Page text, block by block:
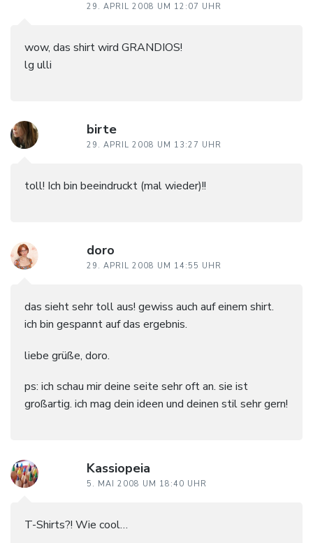
29. APRIL 2008 UM 12:07 UHR
wow, das shirt wird GRANDIOS!
lg ulli
birte
29. APRIL 2008 UM 13:27 UHR
toll! Ich bin beeindruckt (mal wieder)!!
doro
29. APRIL 2008 UM 14:55 UHR
das sieht sehr toll aus! gewiss auch auf einem shirt.
ich bin gespannt auf das ergebnis.
liebe grüße, doro.
ps: ich schau mir deine seite sehr oft an. sie ist
großartig. ich mag dein ideen und deinen stil sehr gern!
Kassiopeia
5. MAI 2008 UM 18:40 UHR
T-Shirts?! Wie cool…